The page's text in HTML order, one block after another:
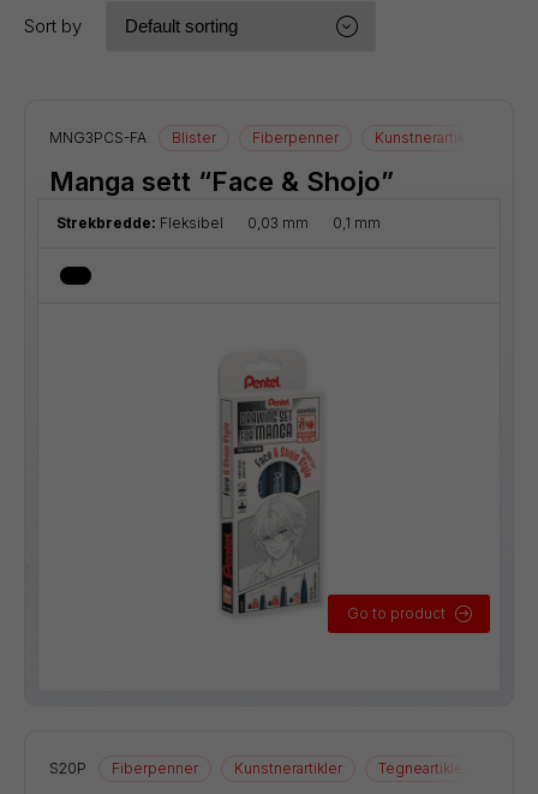
Sort by
MNG3PCS-FA Blister Fiberpenner Kunstnerartikler
Manga sett “Face & Shojo”
Strekbredde: Fleksibel 0,03 mm 0,1 mm
Go to product
S20P Fiberpenner Kunstnerartikler Tegneartikler